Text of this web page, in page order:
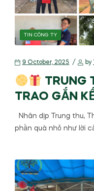
TIN CÔNG TY
9 October, 2025 by
TRUNG
TRAO GẮN
Nhân dịp Trung thu,
phần quà nhỏ như lời